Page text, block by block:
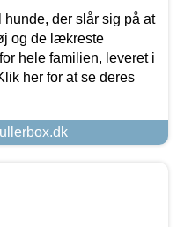
der slår sig på at
og de lækreste
hele familien, leveret i
her for at se deres